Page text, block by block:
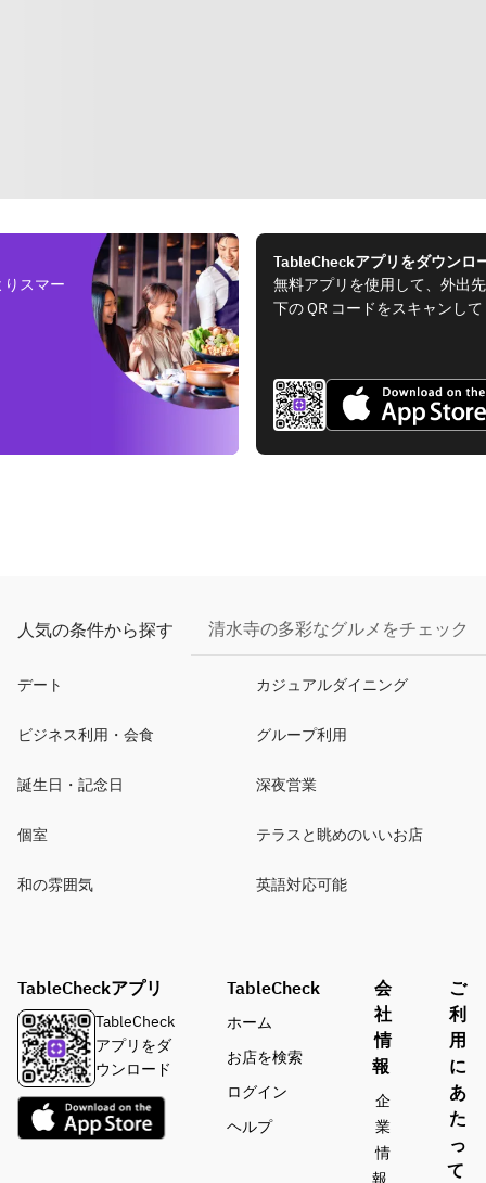
スマー
TableCheckアプリをダウンロ
無料アプリを使用して、外出
下の QR コードをスキャンし
人気の条件から探す 清水寺の多彩なグルメをチェック
デート カジュアルダイニング
ビジネス利用・会食 グループ利用
誕生日・記念日 深夜営業
個室 テラスと眺めのいいお店
和の雰囲気 英語対応可能
TableCheckアプリ
TableCheck
アプリをダ
ウンロード
TableCheck
ホーム
お店を検索
ログイン
ヘルプ
会
社
情
報
企
業
情
報
ご
利
用
に
あ
た
っ
て